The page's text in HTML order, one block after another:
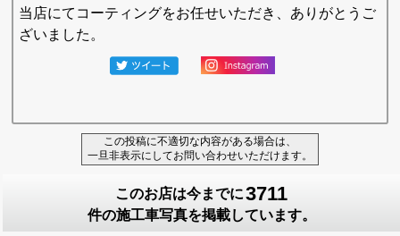
当店にてコーティングをお任せいただき、ありがとうご
ざいました。
この投稿に不適切な内容がある場合は、
一旦非表示にしてお問い合わせいただけます。
このお店は今までに3711
件の施工車写真を掲載しています。